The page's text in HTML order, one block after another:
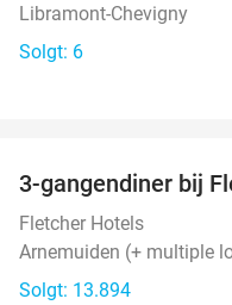
Libramont-Chevigny
Solgt: 6
3-gangendiner bij
Fletcher Hotels
Arnemuiden (+ multiple
Solgt: 13.894